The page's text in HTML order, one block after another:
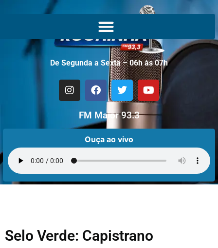
De Segunda a Sexta – 06h às 07h
FM Maior 93.3
Ouça ao vivo
Selo Verde: Capistrano